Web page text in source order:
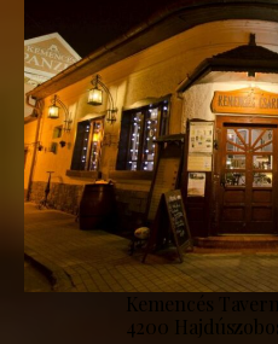
Kemencés Taverne
4200